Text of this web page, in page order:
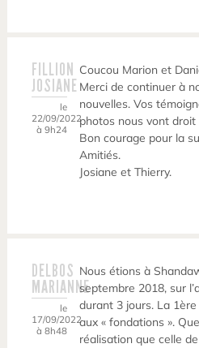
FILLION
JOSIANE
le
22/09/2022
à 9h24
Coucou Marion et
Merci de continuer à
nouvelles. Vos
photos nous vont
Bon courage pour la
Amitiés.
Josiane et Thierry.
DELBOS
MARIANNE
le
17/09/2022
à 8h48
Nous étions à
septembre 2018, sur
durant 3 jours. La
aux « fondations ».
réalisation que celle